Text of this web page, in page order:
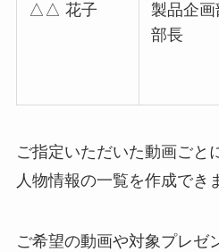
△△ 花子
製品企画
部長
ご指定いただいた動画ごと
人物情報の一覧を作成でき
ご希望の動画や対象プレゼ